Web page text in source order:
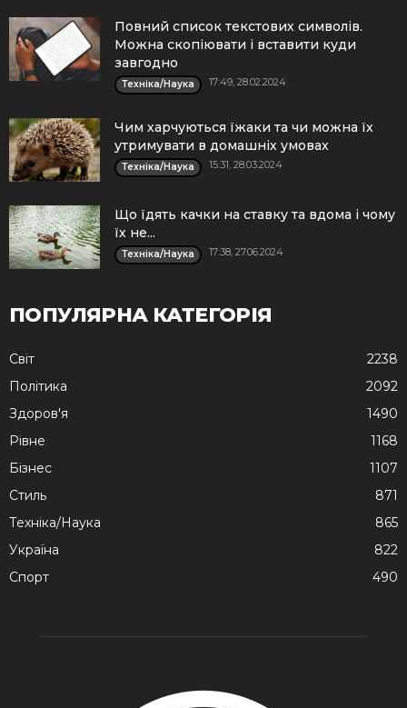
Повний список текстових символів.
Можна скопіювати і вставити куди
завгодно
Техніка/Наука 17:49, 28.02.2024
Чим харчуються їжаки та чи можна їх
утримувати в домашніх умовах
Техніка/Наука 15:31, 28.03.2024
Що їдять качки на ставку та вдома і чому
їх не...
Техніка/Наука 17:38, 27.06.2024
ПОПУЛЯРНА КАТЕГОРІЯ
Cвіт
2238
Політика
2092
Здоров'я
1490
Рівне
1168
Бізнес
1107
Стиль
871
Техніка/Наука
865
Україна
822
Спорт
490